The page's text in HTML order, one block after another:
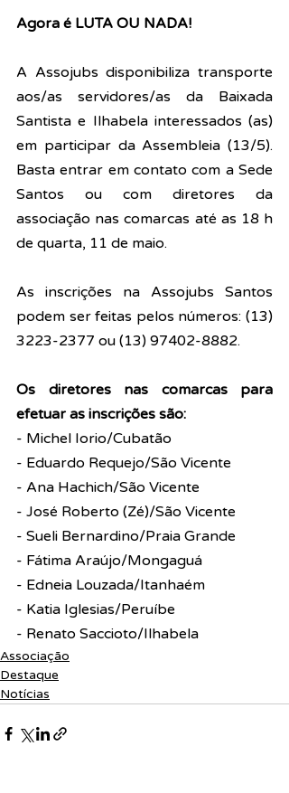
Agora é LUTA OU NADA!
A Assojubs disponibiliza transporte
aos/as servidores/as da Baixada
Santista e Ilhabela interessados (as)
em participar da Assembleia (13/5).
Basta entrar em contato com a Sede
Santos ou com diretores da
associação nas comarcas até as 18 h
de quarta, 11 de maio.
As inscrições na Assojubs Santos
podem ser feitas pelos números: (13)
3223-2377 ou (13) 97402-8882.
Os diretores nas comarcas para
efetuar as inscrições são:
- Michel Iorio/Cubatão
- Eduardo Requejo/São Vicente
- Ana Hachich/São Vicente
- José Roberto (Zé)/São Vicente
- Sueli Bernardino/Praia Grande
- Fátima Araújo/Mongaguá
- Edneia Louzada/Itanhaém
- Katia Iglesias/Peruíbe
- Renato Saccioto/Ilhabela
Associação
Destaque
Notícias